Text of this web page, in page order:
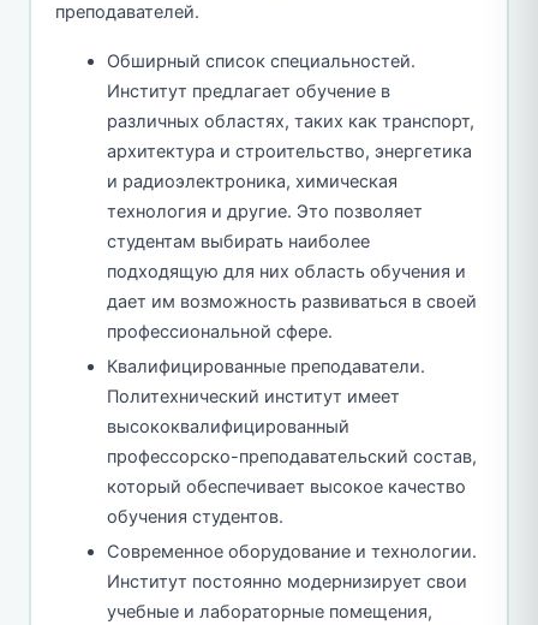
преподавателей.
Обширный список специальностей.
Институт предлагает обучение в
различных областях, таких как транспорт,
архитектура и строительство, энергетика
и радиоэлектроника, химическая
технология и другие. Это позволяет
студентам выбирать наиболее
подходящую для них область обучения и
дает им возможность развиваться в своей
профессиональной сфере.
Квалифицированные преподаватели.
Политехнический институт имеет
высококвалифицированный
профессорско-преподавательский состав,
который обеспечивает высокое качество
обучения студентов.
Современное оборудование и технологии.
Институт постоянно модернизирует свои
учебные и лабораторные помещения,